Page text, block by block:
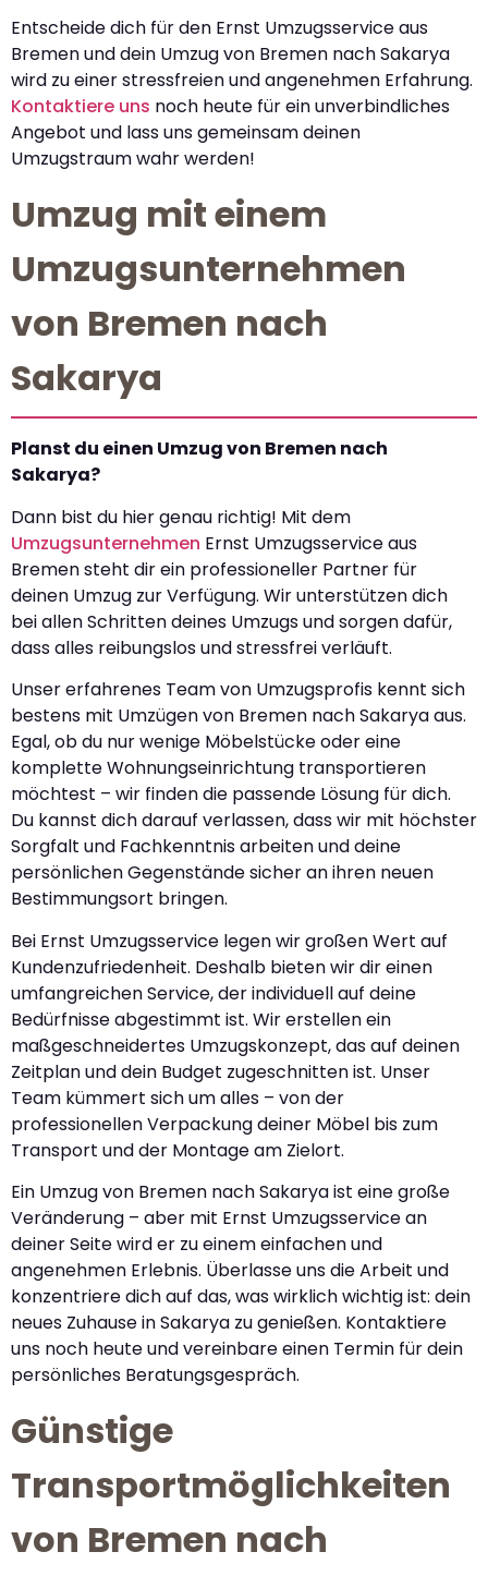
Entscheide dich für den Ernst Umzugsservice aus
Bremen und dein Umzug von Bremen nach Sakarya
wird zu einer stressfreien und angenehmen Erfahrung.
Kontaktiere uns noch heute für ein unverbindliches
Angebot und lass uns gemeinsam deinen
Umzugstraum wahr werden!
Umzug mit einem
Umzugsunternehmen
von Bremen nach
Sakarya
Planst du einen Umzug von Bremen nach
Sakarya?
Dann bist du hier genau richtig! Mit dem
Umzugsunternehmen Ernst Umzugsservice aus
Bremen steht dir ein professioneller Partner für
deinen Umzug zur Verfügung. Wir unterstützen dich
bei allen Schritten deines Umzugs und sorgen dafür,
dass alles reibungslos und stressfrei verläuft.
Unser erfahrenes Team von Umzugsprofis kennt sich
bestens mit Umzügen von Bremen nach Sakarya aus.
Egal, ob du nur wenige Möbelstücke oder eine
komplette Wohnungseinrichtung transportieren
möchtest – wir finden die passende Lösung für dich.
Du kannst dich darauf verlassen, dass wir mit höchster
Sorgfalt und Fachkenntnis arbeiten und deine
persönlichen Gegenstände sicher an ihren neuen
Bestimmungsort bringen.
Bei Ernst Umzugsservice legen wir großen Wert auf
Kundenzufriedenheit. Deshalb bieten wir dir einen
umfangreichen Service, der individuell auf deine
Bedürfnisse abgestimmt ist. Wir erstellen ein
maßgeschneidertes Umzugskonzept, das auf deinen
Zeitplan und dein Budget zugeschnitten ist. Unser
Team kümmert sich um alles – von der
professionellen Verpackung deiner Möbel bis zum
Transport und der Montage am Zielort.
Ein Umzug von Bremen nach Sakarya ist eine große
Veränderung – aber mit Ernst Umzugsservice an
deiner Seite wird er zu einem einfachen und
angenehmen Erlebnis. Überlasse uns die Arbeit und
konzentriere dich auf das, was wirklich wichtig ist: dein
neues Zuhause in Sakarya zu genießen. Kontaktiere
uns noch heute und vereinbare einen Termin für dein
persönliches Beratungsgespräch.
Günstige
Transportmöglichkeiten
von Bremen nach